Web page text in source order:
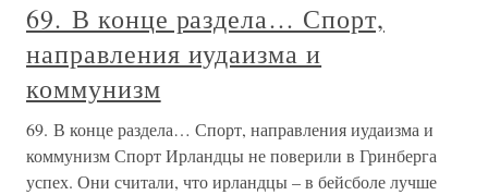
69. В конце раздела… Спорт,
направления иудаизма и
коммунизм
69. В конце раздела… Спорт, направления иудаизма и
коммунизм Спорт Ирландцы не поверили в Гринберга
успех. Они считали, что ирландцы – в бейсболе лучше